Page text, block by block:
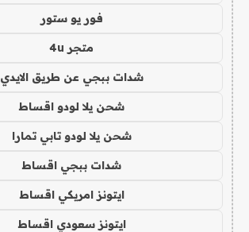
فور يو ستور
متجر 4u
شدات ببجي عن طريق الايدي
شحن يلا لودو اقساط
شحن يلا لودو تابي تمارا
شدات ببجي اقساط
ايتونز امريكي اقساط
ايتونز سعودي اقساط